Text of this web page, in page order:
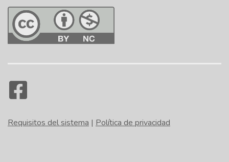
Requisitos del sistema | Política de privacidad